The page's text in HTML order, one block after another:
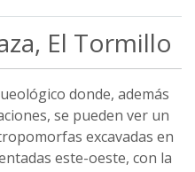
El Tormillo
donde, además
se pueden ver un
excavadas en
este-oeste, con la